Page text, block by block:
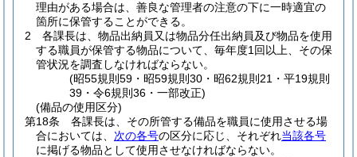
理由がある場合は、善良な管理者の注意の下に一時適宜の
箇所に保管することができる。
2
各課長は、物品出納員又は物品分任出納員及び物品を使用
する職員が保管する物品について、毎年度1回以上、その保
管状況を調査しなければならない。
(昭55規則59・昭59規則30・昭62規則21・平19規則
39・令6規則36・一部改正)
(備品の使用区分)
第18条
各課長は、その所管する備品を職員に使用させる場
合においては、 次の各号の区分に応じ、それぞれ当該各号
に掲げる物品として使用させなければならない。